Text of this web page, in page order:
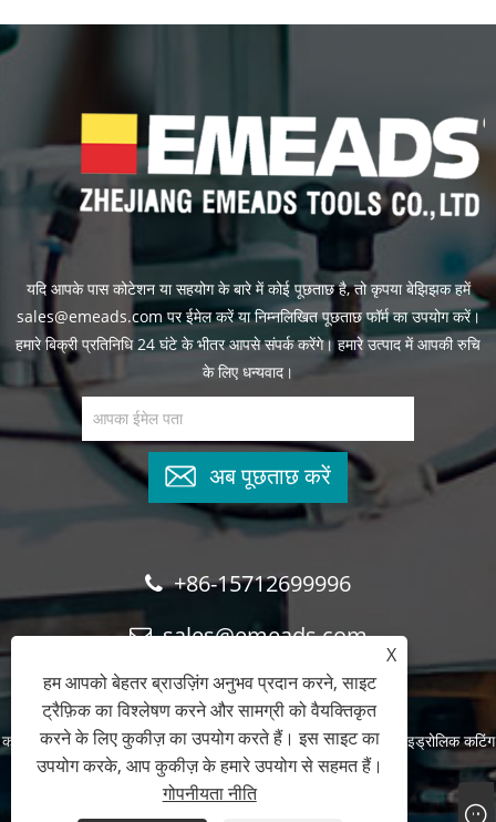
यदि आपके पास कोटेशन या सहयोग के बारे में कोई पूछताछ है, तो कृपया बेझिझक हमें
sales@emeads.com पर ईमेल करें या निम्नलिखित पूछताछ फॉर्म का उपयोग करें।
हमारे बिक्री प्रतिनिधि 24 घंटे के भीतर आपसे संपर्क करेंगे। हमारे उत्पाद में आपकी रुचि
के लिए धन्यवाद।
अब पूछताछ करें
+86-15712699996
sales@emeads.com
कॉपीराइट © 2023 झेजियांग एमेड्स टूल्स कं, लिमिटेड। - क्रिम्पिंग टूल, हाइड्रोलिक कटिंग
टूल, पंचिंग टूल - सर्वाधिकार सुरक्षित।
Sitemap RSS
X
हम आपको बेहतर ब्राउज़िंग अनुभव प्रदान करने, साइट
ट्रैफ़िक का विश्लेषण करने और सामग्री को वैयक्तिकृत
करने के लिए कुकीज़ का उपयोग करते हैं। इस साइट का
उपयोग करके, आप कुकीज़ के हमारे उपयोग से सहमत हैं।
गोपनीयता नीति